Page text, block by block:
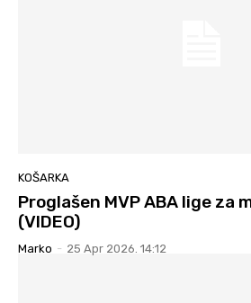
KOŠARKA
Proglašen MVP ABA lige za
(VIDEO)
Marko - 25 Apr 2026. 14:12